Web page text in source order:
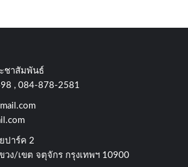
ชาสัมพันธ์
, 084-878-2581
ปาร์ค​ 2
ง/เขต​ จตุจักร​ กรุงเทพฯ 10900